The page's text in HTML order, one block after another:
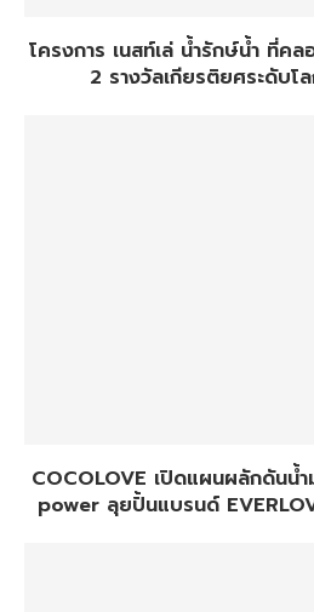
โครงการ เนสท์เล่ น้ำรักษ์น้ำ ที่ค
2 รางวัลเกียรติยศระดับโ
COCOLOVE เปิดแผนผลักดันน้ำ
power ลุยปั้นแบรนด์